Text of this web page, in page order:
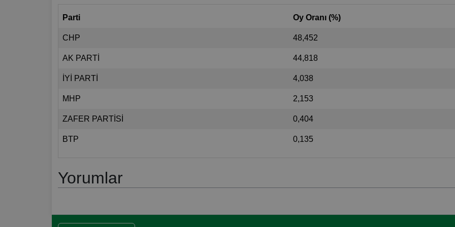
Parti Oy Oranı (%)
CHP 48,452
AK PARTİ 44,818
İYİ PARTİ 4,038
MHP 2,153
ZAFER PARTİSİ 0,404
BTP 0,135
Yorumlar